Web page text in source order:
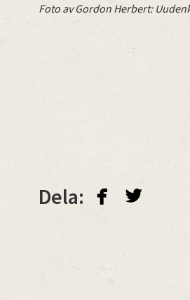
Foto av Gordon Herbert:
Dela: facebook twitterbird